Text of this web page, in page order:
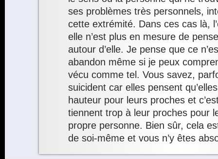
ses problèmes très personnels,
cette extrémité. Dans ces cas là,
elle n’est plus en mesure de
autour d’elle. Je pense que ce
abandon même si je peux
vécu comme tel. Vous savez,
suicident car elles pensent
hauteur pour leurs proches et
tiennent trop à leur proches pour
propre personne. Bien sûr, cela
de soi-même et vous n’y êtes